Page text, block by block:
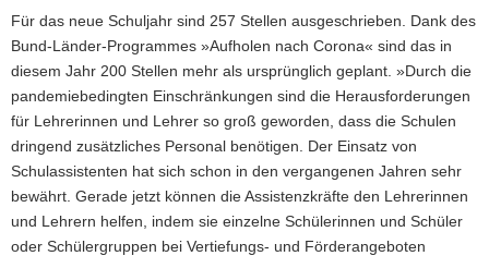
Für das neue Schuljahr sind 257 Stellen ausgeschrieben. Dank des
Bund-Länder-Programmes »Aufholen nach Corona« sind das in
diesem Jahr 200 Stellen mehr als ursprünglich geplant. »Durch die
pandemiebedingten Einschränkungen sind die Herausforderungen
für Lehrerinnen und Lehrer so groß geworden, dass die Schulen
dringend zusätzliches Personal benötigen. Der Einsatz von
Schulassistenten hat sich schon in den vergangenen Jahren sehr
bewährt. Gerade jetzt können die Assistenzkräfte den Lehrerinnen
und Lehrern helfen, indem sie einzelne Schülerinnen und Schüler
oder Schülergruppen bei Vertiefungs- und Förderangeboten